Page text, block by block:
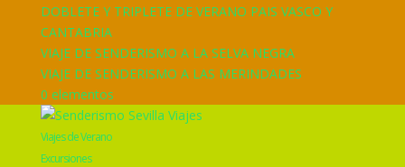
DOBLETE Y TRIPLETE DE VERANO PAIS VASCO Y
CANTABRIA
VIAJE DE SENDERISMO A LA SELVA NEGRA
VIAJE DE SENDERISMO A LAS MERINDADES
0 elementos
Viajes de Verano
Excursiones